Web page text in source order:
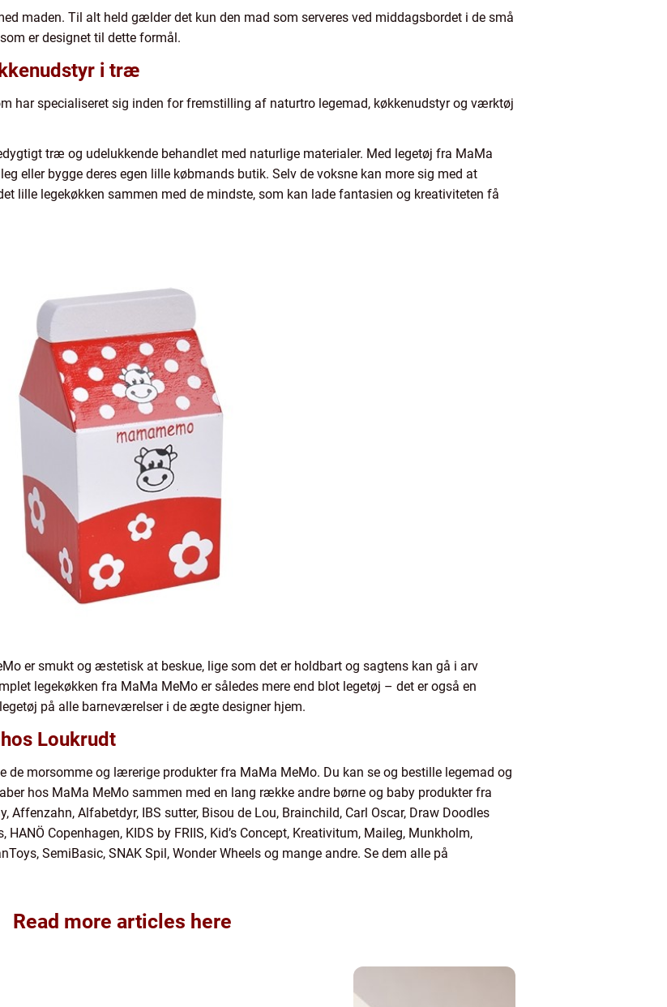
maden. Til alt held gælder det kun den mad som serveres ved middagsbordet i de små
er designet til dette formål.
i træ
har specialiseret sig inden for fremstilling af naturtro legemad, køkkenudstyr og værktøj
træ og udelukkende behandlet med naturlige materialer. Med legetøj fra MaMa
eller bygge deres egen lille købmands butik. Selv de voksne kan more sig med at
lille legekøkken sammen med de mindste, som kan lade fantasien og kreativiteten få
er smukt og æstetisk at beskue, lige som det er holdbart og sagtens kan gå i arv
legekøkken fra MaMa MeMo er således mere end blot legetøj – det er også en
på alle barneværelser i de ægte designer hjem.
hos Loukrudt
de morsomme og lærerige produkter fra MaMa MeMo. Du kan se og bestille legemad og
hos MaMa MeMo sammen med en lang række andre børne og baby produkter fra
Alfabetdyr, IBS sutter, Bisou de Lou, Brainchild, Carl Oscar, Draw Doodles
Copenhagen, KIDS by FRIIS, Kid’s Concept, Kreativitum, Maileg, Munkholm,
SemiBasic, SNAK Spil, Wonder Wheels og mange andre. Se dem alle på
Read more articles here